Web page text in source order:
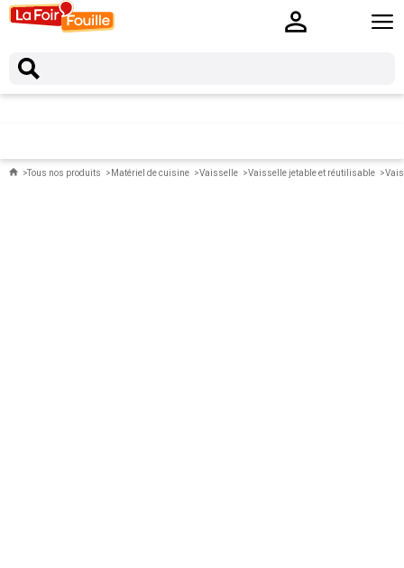
Tous nos produits Matériel de cuisine Vaisselle Vaisselle jetable et réutilisable